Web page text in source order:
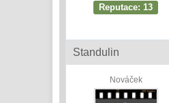
Reputace: 13
Standulin
Nováček